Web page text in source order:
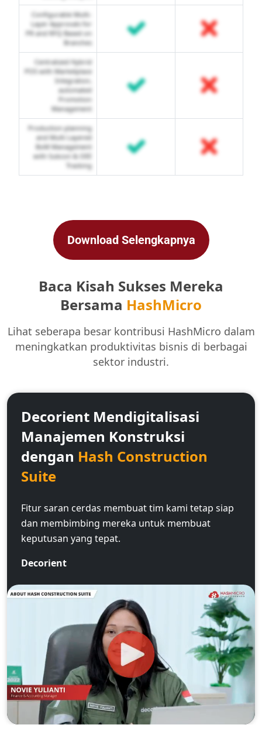
Configurable Multi-
Layer Approvals for
PR and RFQ Based on
Branches
Centralized Hybrid
POS with Marketplace
Integration,
automated
Promotion
Management
Production planning
and Multi Layered
BoM Management
with Subcon & OEE
Tracking
Download Selengkapnya
Baca Kisah Sukses Mereka
Bersama HashMicro
Lihat seberapa besar kontribusi HashMicro dalam
meningkatkan produktivitas bisnis di berbagai
sektor industri.
Decorient Mendigitalisasi
Manajemen Konstruksi
dengan Hash Construction
Suite
Fitur saran cerdas membuat tim kami tetap siap
dan membimbing mereka untuk membuat
keputusan yang tepat.
Decorient